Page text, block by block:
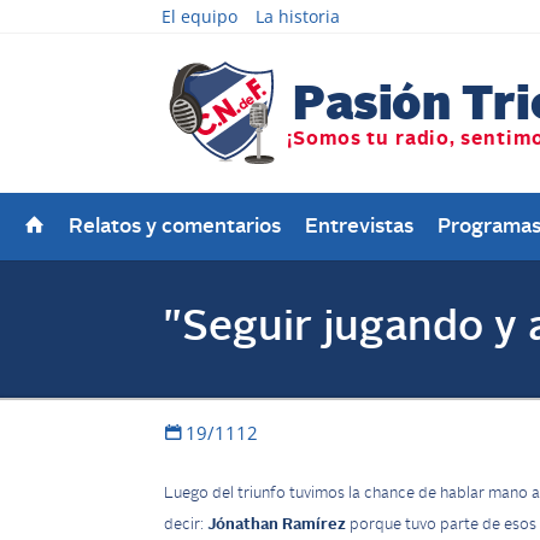
El equipo La historia
Relatos y comentarios Entrevistas Programas
"Seguir jugando y
19/1112
Luego del triunfo tuvimos la chance de hablar mano
decir: Jónathan Ramírezporque tuvo parte de esos